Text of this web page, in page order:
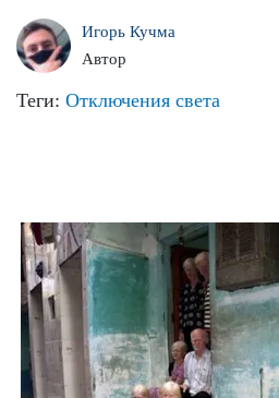
Игорь Кучма
Автор
Теги: Отключения света